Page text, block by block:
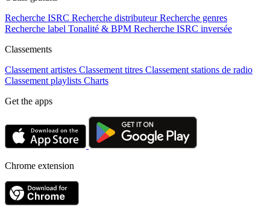
Recherche ISRC Recherche distributeur Recherche genres
Recherche label Tonalité & BPM Recherche ISRC inversée
Classements
Classement artistes Classement titres Classement stations de radio
Classement playlists Charts
Get the apps
Chrome extension